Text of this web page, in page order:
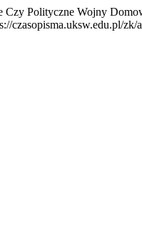
Czy Polityczne Wojny
czasopisma.uksw.edu.pl/